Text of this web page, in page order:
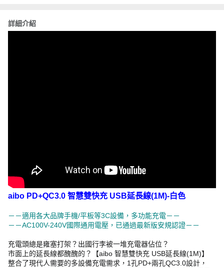
詳細介紹
aibo PD+QC3.0 智慧雙快充 USB延長線(1M)-白色
－－適用各大品牌手機/平板等3C設備，多功能充電－－
－－AC100V-240V國際通用電壓，已通過最新版安規認證－－
充電頭總是雍塞打架？出國行李被一堆充電器佔位？
市面上的延長線都醜醜的？【aibo 智慧雙快充 USB延長線(1M)】
整合了現代人需要的多設備充電需求，1孔PD+兩孔QC3.0設計，